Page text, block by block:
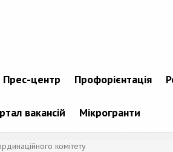
Прес-центр Профорієнтація
вакансій Мікрогранти
комітету